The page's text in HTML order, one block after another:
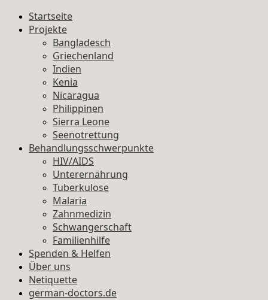
Startseite
Projekte
Bangladesch
Griechenland
Indien
Kenia
Nicaragua
Philippinen
Sierra Leone
Seenotrettung
Behandlungsschwerpunkte
HIV/AIDS
Unterernährung
Tuberkulose
Malaria
Zahnmedizin
Schwangerschaft
Familienhilfe
Spenden & Helfen
Über uns
Netiquette
german-doctors.de